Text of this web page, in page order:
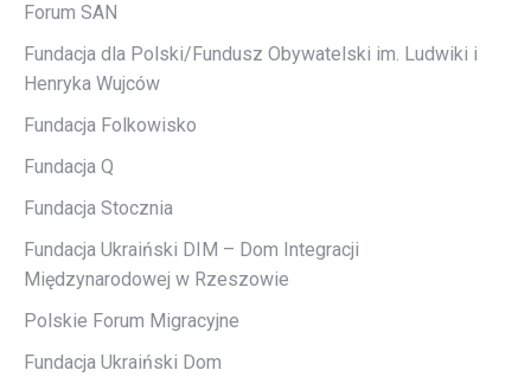
Forum SAN
Fundacja dla Polski/Fundusz Obywatelski im. Ludwiki i
Henryka Wujców
Fundacja Folkowisko
Fundacja Q
Fundacja Stocznia
Fundacja Ukraiński DIM – Dom Integracji
Międzynarodowej w Rzeszowie
Polskie Forum Migracyjne
Fundacja Ukraiński Dom